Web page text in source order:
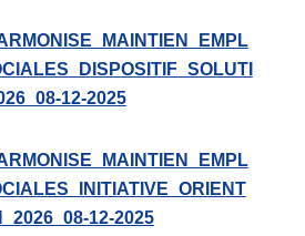
12-2025
12-2025